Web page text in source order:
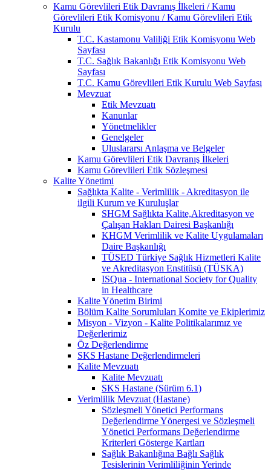
Kamu Görevlileri Etik Davranış İlkeleri / Kamu
Görevlileri Etik Komisyonu / Kamu Görevlileri Etik
Kurulu
T.C. Kastamonu Valiliği Etik Komisyonu Web
Sayfası
T.C. Sağlık Bakanlığı Etik Komisyonu Web
Sayfası
T.C. Kamu Görevlileri Etik Kurulu Web Sayfası
Mevzuat
Etik Mevzuatı
Kanunlar
Yönetmelikler
Genelgeler
Uluslararsı Anlaşma ve Belgeler
Kamu Görevlileri Etik Davranış İlkeleri
Kamu Görevlileri Etik Sözleşmesi
Kalite Yönetimi
Sağlıkta Kalite - Verimlilik - Akreditasyon ile
ilgili Kurum ve Kuruluşlar
SHGM Sağlıkta Kalite,Akreditasyon ve
Çalışan Hakları Dairesi Başkanlığı
KHGM Verimlilik ve Kalite Uygulamaları
Daire Başkanlığı
TÜSED Türkiye Sağlık Hizmetleri Kalite
ve Akreditasyon Enstitüsü (TÜSKA)
ISQua - International Society for Quality
in Healthcare
Kalite Yönetim Birimi
Bölüm Kalite Sorumluları Komite ve Ekiplerimiz
Misyon - Vizyon - Kalite Politikalarımız ve
Değerlerimiz
Öz Değerlendirme
SKS Hastane Değerlendirmeleri
Kalite Mevzuatı
Kalite Mevzuatı
SKS Hastane (Sürüm 6.1)
Verimlilik Mevzuat (Hastane)
Sözleşmeli Yönetici Performans
Değerlendirme Yönergesi ve Sözleşmeli
Yönetici Performans Değerlendirme
Kriterleri Gösterge Kartları
Sağlık Bakanlığına Bağlı Sağlık
Tesislerinin Verimliliğinin Yerinde